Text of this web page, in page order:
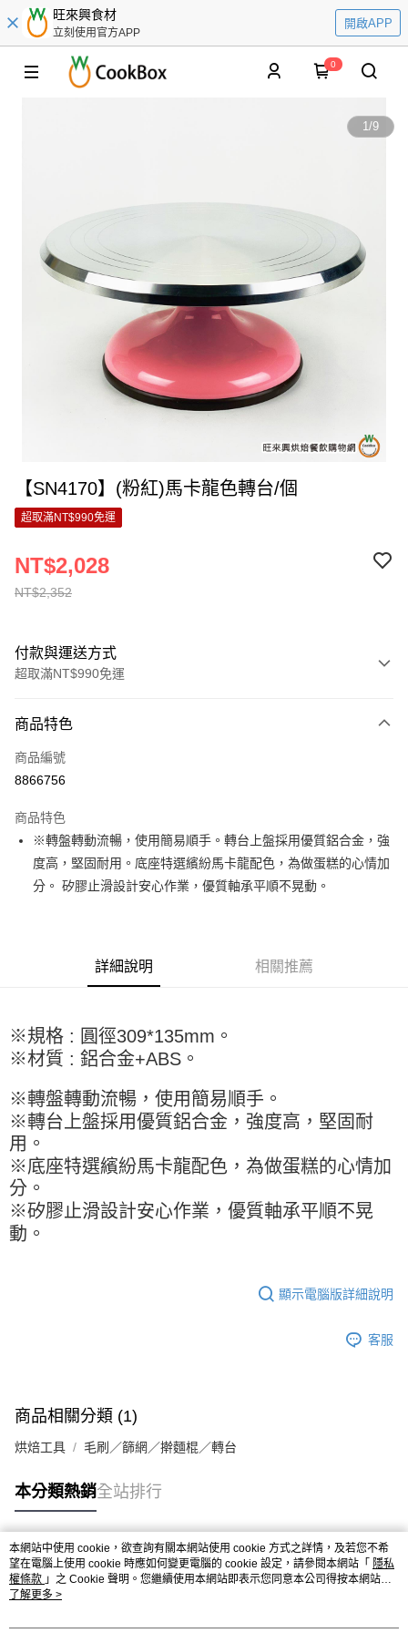
旺來興食材
立刻使用官方APP
開啟APP
0
1/9
【SN4170】(粉紅)馬卡龍色轉台/個
超取滿NT$990免運
NT$2,352
NT$2,028
付款與運送方式
超取滿NT$990免運
信用卡一次付款
超商取貨付款
Apple Pay
街口支付
AFTEE先享後付
AFTEE先享後付是「在收到商品之後才付款」的支付方式。 讓您購物簡單
便利好安心！
１．簡單：不需註冊會員、不需綁卡、不需儲值。
３．安心：先確認商品／服務後，再付款。
【「AFTEE先享後付」結帳流程】
１．於結帳方式選擇「AFTEE先享後付」後，將跳轉至「AFTEE先享後付」
結帳頁面，進行簡訊認證並確認金額後，即可完成結帳。
２．訂單成立數日內，您將收到繳費通知簡訊。
３．收到繳費通知簡訊後14天內，點擊此簡訊中的連結，可透過四大超商／
ATM／網路銀行／等多元方式進行付款，方視為交易完成。
※ 請注意：結帳手續完成當下不需立刻繳費，但若您需要取消訂單，請聯絡
購買商品的店家。未經商家同意取消之訂單仍視為有效，需透過AFTEE先享
是否繳費成功／繳費後需取消欲退款等相關疑問，請聯繫「AFTEE先享後付
２．關於個人資料處理事宜，請瀏覽以下網址：
https://aftee.tw/terms/#terms3
３．未成年的使用者請事先徵得法定代理人或監護人之同意方可使用
「AFTEE先享後付」，若未經同意申辦者引起之損失，本公司不負相關責
４．使用「AFTEE先享後付」時，將依據個別帳號之用戶狀況，依本公司即
恩沛科技股份有限公司將有權停止該用戶之使用額度並採取法律行動。
ATM付款
運送方式
全家取貨付款-重量限制含紙箱10kg，請控制商品重量在9~9.5
kg
每筆NT$90，滿NT$990(含以上)免運費
付款後全家取貨-重量限制含紙箱10kg，請控制商品重量在9~
9.5kg
每筆NT$90，滿NT$990(含以上)免運費
付款後7-11取貨-重量限制含紙箱10kg，請控制商品重量在9~
宅配-新竹物流
每筆NT$150，滿NT$2,000(含以上)免運費
離島客戶-中華郵政
每筆NT$120，滿NT$2,000(含以上)免運費
商品特色
商品編號
8866756
商品特色
※轉盤轉動流暢，使用簡易順手。轉台上盤採用優質鋁合金，強
度高，堅固耐用。底座特選繽紛馬卡龍配色，為做蛋糕的心情加
分。 矽膠止滑設計安心作業，優質軸承平順不晃動。
詳細說明 相關推薦
※規格 : 圓徑309*135mm。
※材質 : 鋁合金+ABS。
※轉盤轉動流暢，使用簡易順手。
※轉台上盤採用優質鋁合金，強度高，堅固耐
用。
※底座特選繽紛馬卡龍配色，為做蛋糕的心情加
分。
※矽膠止滑設計安心作業，優質軸承平順不晃
動。
顯示電腦版詳細說明
客服
商品相關分類 (1)
烘焙工具 毛刷／篩網／擀麵棍／轉台
本分類熱銷全站排行
熱門標籤
本網站中使用 cookie，欲查詢有關本網站使用 cookie 方式之詳情，及若您不希
望在電腦上使用 cookie 時應如何變更電腦的 cookie 設定，請參閱本網站「 隱私
權條款 」之 Cookie 聲明。您繼續使用本網站即表示您同意本公司得按本網站使
用條款之 Cookie 聲明使用 cookie。
了解更多 >